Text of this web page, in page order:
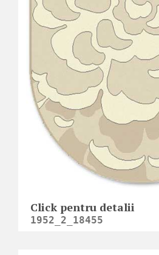
Click pentru detalii
1952_2_18455